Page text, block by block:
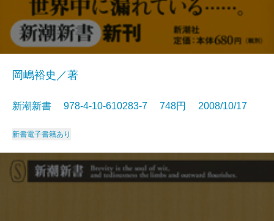
岡嶋裕史／著
新潮新書 978-4-10-610283-7 748円 2008/10/17
新書電子書籍あり